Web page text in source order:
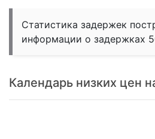
Статистика задержек
информации о задержках
Календарь низких цен